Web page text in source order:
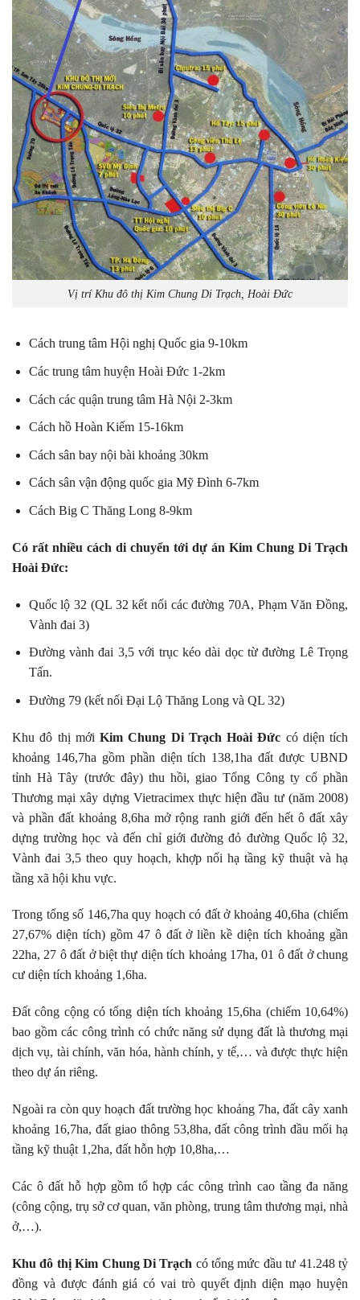
Vị trí Khu đô thị Kim Chung Di Trạch, Hoài Đức
Cách trung tâm Hội nghị Quốc gia 9-10km
Các trung tâm huyện Hoài Đức 1-2km
Cách các quận trung tâm Hà Nội 2-3km
Cách hồ Hoàn Kiếm 15-16km
Cách sân bay nội bài khoảng 30km
Cách sân vận động quốc gia Mỹ Đình 6-7km
Cách Big C Thăng Long 8-9km
Có rất nhiều cách di chuyển tới dự án Kim Chung Di Trạch
Hoài Đức:
Quốc lộ 32 (QL 32 kết nối các đường 70A, Phạm Văn Đồng,
Vành đai 3)
Đường vành đai 3,5 với trục kéo dài dọc từ đường Lê Trọng
Tấn.
Đường 79 (kết nối Đại Lộ Thăng Long và QL 32)
Khu đô thị mới Kim Chung Di Trạch Hoài Đức có diện tích
khoảng 146,7ha gồm phần diện tích 138,1ha đất được UBND
tỉnh Hà Tây (trước đây) thu hồi, giao Tổng Công ty cổ phần
Thương mại xây dựng Vietracimex thực hiện đầu tư (năm 2008)
và phần đất khoảng 8,6ha mở rộng ranh giới đến hết ô đất xây
dựng trường học và đến chỉ giới đường đỏ đường Quốc lộ 32,
Vành đai 3,5 theo quy hoạch, khợp nối hạ tầng kỹ thuật và hạ
tầng xã hội khu vực.
Trong tổng số 146,7ha quy hoạch có đất ở khoảng 40,6ha (chiếm
27,67% diện tích) gồm 47 ô đất ở liền kề diện tích khoảng gần
22ha, 27 ô đất ở biệt thự diện tích khoảng 17ha, 01 ô đất ở chung
cư diện tích khoảng 1,6ha.
Đất công cộng có tổng diện tích khoảng 15,6ha (chiếm 10,64%)
bao gồm các công trình có chức năng sử dụng đất là thương mại
dịch vụ, tài chính, văn hóa, hành chính, y tế,… và được thực hiện
theo dự án riêng.
Ngoài ra còn quy hoạch đất trường học khoảng 7ha, đất cây xanh
khoảng 16,7ha, đất giao thông 53,8ha, đất công trình đầu mối hạ
tầng kỹ thuật 1,2ha, đất hỗn hợp 10,8ha,…
Các ô đất hỗ hợp gồm tổ hợp các công trình cao tầng đa năng
(công cộng, trụ sở cơ quan, văn phòng, trung tâm thương mại, nhà
ở,…).
Khu đô thị Kim Chung Di Trạch có tổng mức đầu tư 41.248 tỷ
đồng và được đánh giá có vai trò quyết định diện mạo huyện